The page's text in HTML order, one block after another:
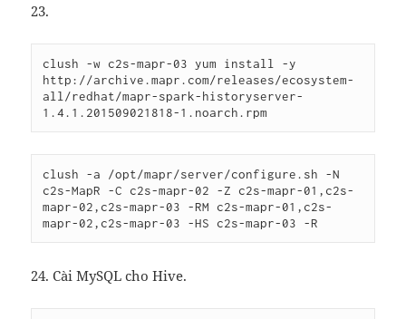
23.
clush -w c2s-mapr-03 yum install -y
http://archive.mapr.com/releases/ecosystem-
all/redhat/mapr-spark-historyserver-
1.4.1.201509021818-1.noarch.rpm
clush -a /opt/mapr/server/configure.sh -N
c2s-MapR -C c2s-mapr-02 -Z c2s-mapr-01,c2s-
mapr-02,c2s-mapr-03 -RM c2s-mapr-01,c2s-
mapr-02,c2s-mapr-03 -HS c2s-mapr-03 -R
24. Cài MySQL cho Hive.